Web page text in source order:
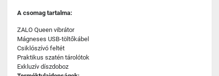
A csomag tartalma:
ZALO Queen vibrátor
Mágneses USB-töltőkábel
Csiklószívó feltét
Praktikus szatén tárolótok
Exkluzív díszdoboz